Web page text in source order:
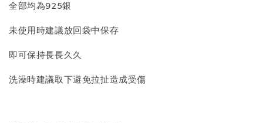
全部均為925銀
未使用時建議放回袋中保存
即可保持長長久久
洗澡時建議取下避免拉扯造成受傷